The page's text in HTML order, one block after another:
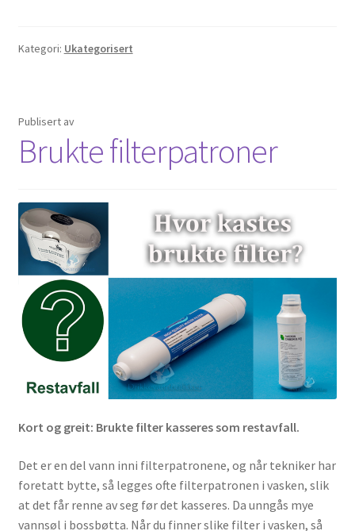
Kategori: Ukategorisert
Publisert av
Brukte filterpatroner
Kort og greit: Brukte filter kasseres som restavfall.
Det er en del vann inni filterpatronene, og når tekniker har
foretatt bytte, så legges ofte filterpatronen i vasken, slik
at det får renne av seg før det kasseres. Da unngås mye
vannsøl i bossbøtta. Når du finner slike filter i vasken, så